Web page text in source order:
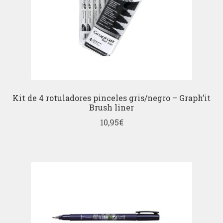
Kit de 4 rotuladores pinceles gris/negro – Graph’it
Brush liner
10,95€